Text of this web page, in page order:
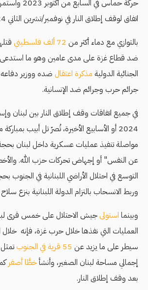
حركة حماس في
اتفاق لوقف إطلاق النار في نوفمبر/تشرين الثاني 2024.
بالتوازي مع دماء أكثر من
ضد قطاع غزة على مدى عامين وهو ما استدعى
الجنائية الدولية مذكرة اعتقال ضده ووزير
جرائم حرب وجرائم ضد الإنسانية.
في جميع اتفاقات وقف إطلاق النار بين لبنان
2024 أو الأسابيع الأخيرة، تُصرّ تل أبيب
مواصلة تنفيذ عمليات عسكرية داخل لبنان
عن النفس" أو إجهاض تحركات حزب الله.
التوسع في احتلال الأراضي اللبنانية في الجنوب
وربط الانسحاب بالتزام الدولة اللبنانية بنزع
وبينما استولىجيش الاحتلال على خمس قرى
العمليات التي نفذها خلال حرب غزة، فإنه خلال
سيطر على ما يزيد عن 55 قرية في الجنوب
إجمالي مساحة لبنان الصغير، وأنشأخطًّا أصفر
بعد وقف إطلاق النار.